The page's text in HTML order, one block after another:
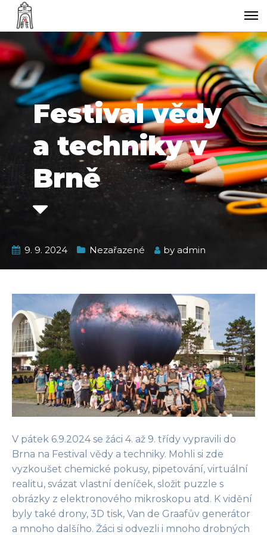
Festival vědy
a techniky v
Brně
9. 9. 2024 Nezařazené by admin
V pátek 6.9.2024 se žáci 4. až 9. třídy vypravili do
Brna na Festival vědy a techniky. Mohli si zde
vyzkoušet chemické pokusy, pipetování, virtuální
realitu, svázat vlastní deníček, složit puzzle s
obrázky z elektronového mikroskopu atd. K vidění
byly také drony, 3D tisk, Van de Graafův generátor
a mnoho dalšího. Žáci si odvezli i mnoho drobných